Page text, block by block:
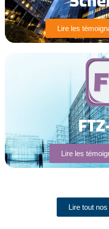
Lire les
Lire les
Lire tout